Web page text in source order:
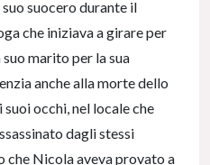
suocero durante il
che iniziava a girare per
marito per la sua
anche alla morte dello
occhi, nel locale che
dagli stessi
che Nicola aveva provato a